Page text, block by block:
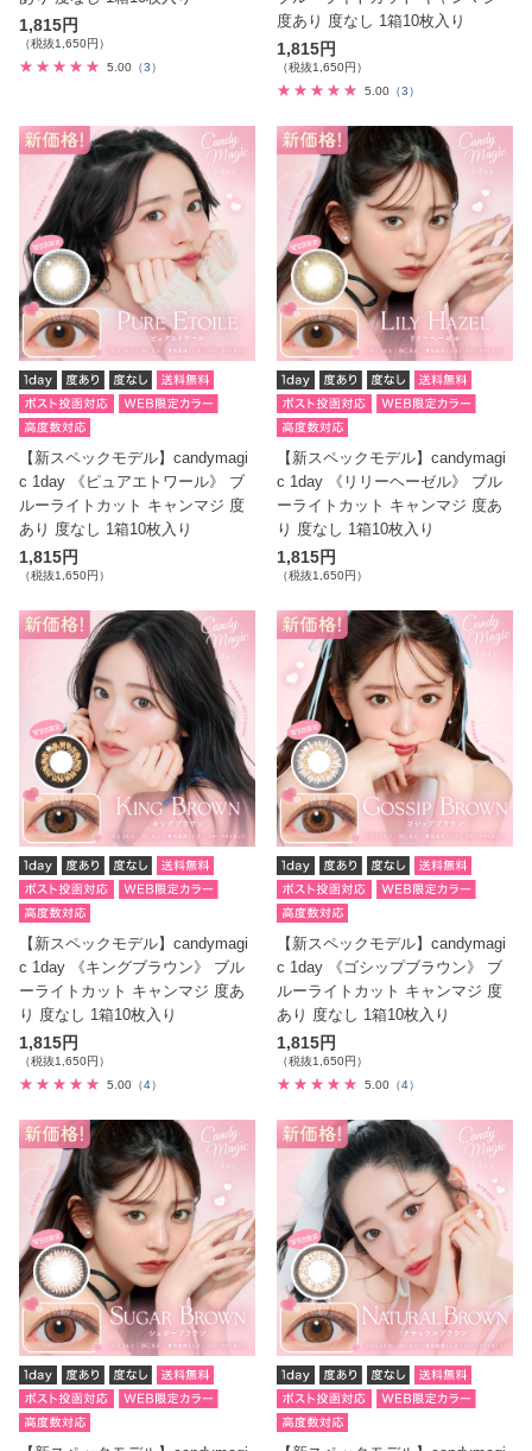
1,815円
（税抜1,650円）
5.00 （3）
度あり 度なし 1箱10枚入り
1,815円
（税抜1,650円）
5.00 （3）
【新スペックモデル】candymagi
c 1day 《ピュアエトワール》 ブ
ルーライトカット キャンマジ 度
あり 度なし 1箱10枚入り
1,815円
（税抜1,650円）
【新スペックモデル】candymagi
c 1day 《リリーヘーゼル》 ブル
ーライトカット キャンマジ 度あ
り 度なし 1箱10枚入り
1,815円
（税抜1,650円）
【新スペックモデル】candymagi
c 1day 《キングブラウン》 ブル
ーライトカット キャンマジ 度あ
り 度なし 1箱10枚入り
1,815円
（税抜1,650円）
5.00 （4）
【新スペックモデル】candymagi
c 1day 《ゴシップブラウン》 ブ
ルーライトカット キャンマジ 度
あり 度なし 1箱10枚入り
1,815円
（税抜1,650円）
5.00 （4）